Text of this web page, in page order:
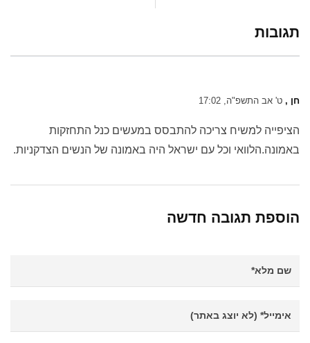
תגובות
חן , ט' אב התשפ"ה, 17:02
הציפייה למשיח צריכה להתבסס במעשים כנל התחזקות
באמונה.הלוואי וכל עם ישראל היה באמונה של הנשים הצדקניות.
הוספת תגובה חדשה